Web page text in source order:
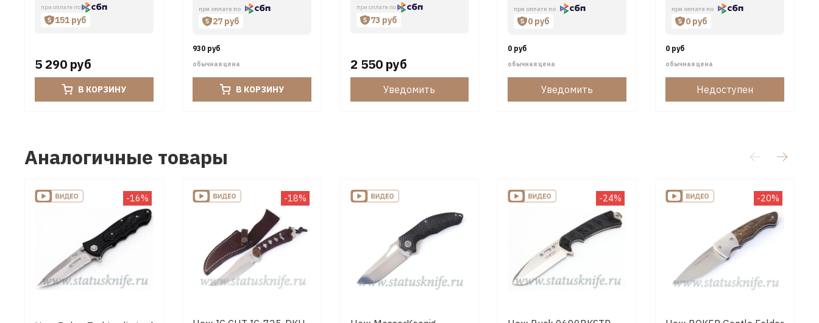
при оплате по
151 руб
5 290 руб
В КОРЗИНУ
при оплате по
27 руб
930 руб
обычная цена
В КОРЗИНУ
при оплате по
73 руб
2 550 руб
Уведомить
при оплате по
0 руб
0 руб
обычная цена
Уведомить
при оплате по
0 руб
0 руб
обычная цена
Недоступен
Аналогичные товары
-16% -18% -24% -20%